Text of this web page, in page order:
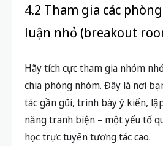
4.2 Tham gia các
luận nhỏ (breakout
Hãy tích cực tham gia nhóm
chia phòng nhóm. Đây là nơi
tác gần gũi, trình bày ý kiến,
năng tranh biện – một yếu tố
học trực tuyến tương tác cao.